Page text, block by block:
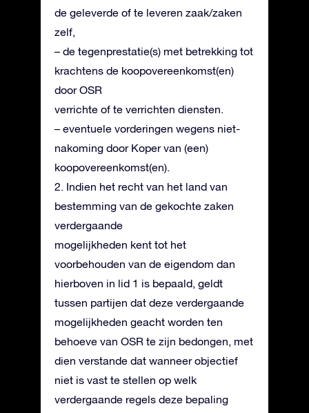
de geleverde of te leveren zaak/zaken
zelf,
– de tegenprestatie(s) met betrekking tot
krachtens de koopovereenkomst(en)
door OSR
verrichte of te verrichten diensten.
– eventuele vorderingen wegens niet-
nakoming door Koper van (een)
koopovereenkomst(en).
2. Indien het recht van het land van
bestemming van de gekochte zaken
verdergaande
mogelijkheden kent tot het
voorbehouden van de eigendom dan
hierboven in lid 1 is bepaald, geldt
tussen partijen dat deze verdergaande
mogelijkheden geacht worden ten
behoeve van OSR te zijn bedongen, met
dien verstande dat wanneer objectief
niet is vast te stellen op welk
verdergaande regels deze bepaling